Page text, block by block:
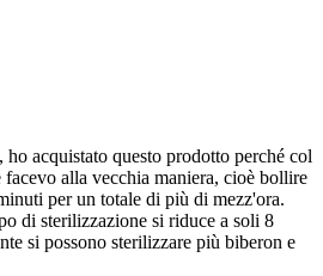
acquistato questo prodotto perché col
alla vecchia maniera, cioè bollire
per un totale di più di mezz'ora.
di sterilizzazione si riduce a soli 8
si possono sterilizzare più biberon e